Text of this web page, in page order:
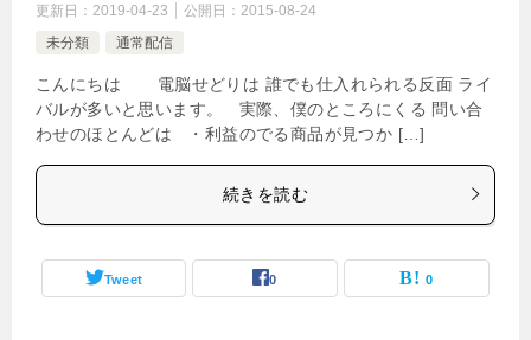
更新日： 2019-04-23 公開日： 2015-08-24
未分類
通常配信
こんにちは 電脳せどりは 誰でも仕入れられる反面 ライ
バルが多いと思います。 実際、僕のところにくる 問い合
わせのほとんどは ・利益のでる商品が見つか […]
続きを読む
Tweet 0 0